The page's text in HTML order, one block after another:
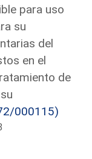
para uso
su
del
en el
de
000115)